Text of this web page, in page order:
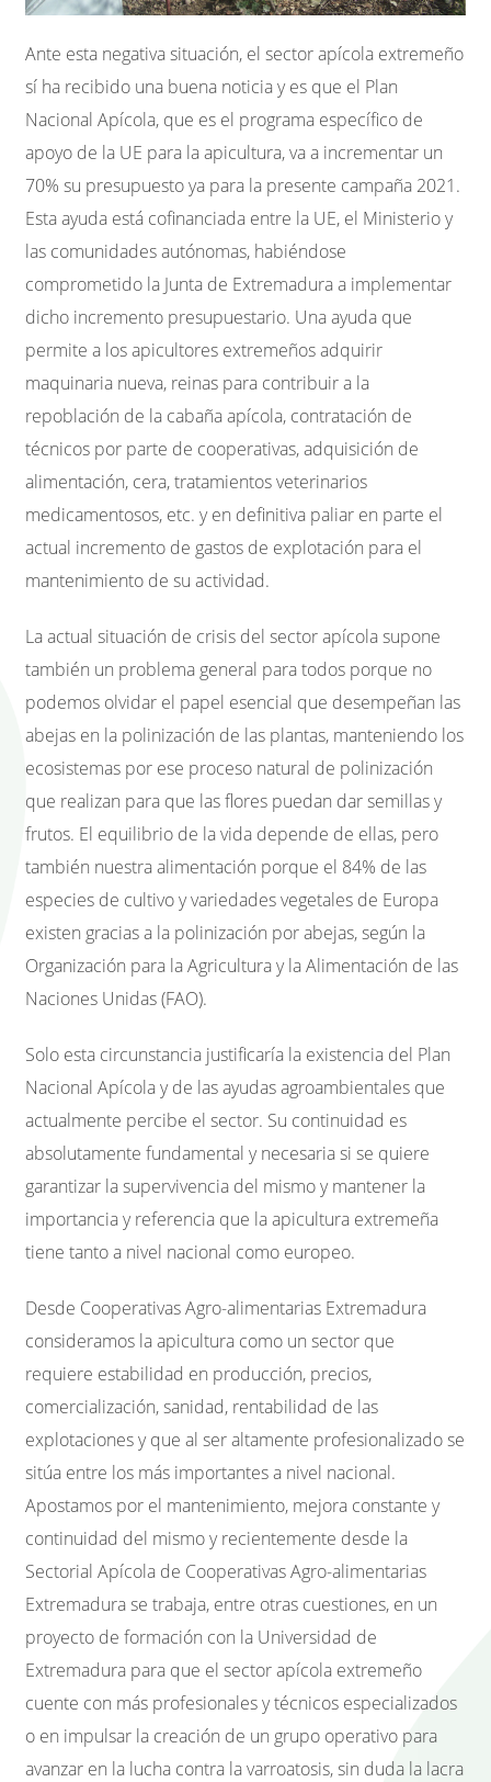
Ante esta negativa situación, el sector apícola extremeño
sí ha recibido una buena noticia y es que el Plan
Nacional Apícola, que es el programa específico de
apoyo de la UE para la apicultura, va a incrementar un
70% su presupuesto ya para la presente campaña 2021.
Esta ayuda está cofinanciada entre la UE, el Ministerio y
las comunidades autónomas, habiéndose
comprometido la Junta de Extremadura a implementar
dicho incremento presupuestario. Una ayuda que
permite a los apicultores extremeños adquirir
maquinaria nueva, reinas para contribuir a la
repoblación de la cabaña apícola, contratación de
técnicos por parte de cooperativas, adquisición de
alimentación, cera, tratamientos veterinarios
medicamentosos, etc. y en definitiva paliar en parte el
actual incremento de gastos de explotación para el
mantenimiento de su actividad.
La actual situación de crisis del sector apícola supone
también un problema general para todos porque no
podemos olvidar el papel esencial que desempeñan las
abejas en la polinización de las plantas, manteniendo los
ecosistemas por ese proceso natural de polinización
que realizan para que las flores puedan dar semillas y
frutos. El equilibrio de la vida depende de ellas, pero
también nuestra alimentación porque el 84% de las
especies de cultivo y variedades vegetales de Europa
existen gracias a la polinización por abejas, según la
Organización para la Agricultura y la Alimentación de las
Naciones Unidas (FAO).
Solo esta circunstancia justificaría la existencia del Plan
Nacional Apícola y de las ayudas agroambientales que
actualmente percibe el sector. Su continuidad es
absolutamente fundamental y necesaria si se quiere
garantizar la supervivencia del mismo y mantener la
importancia y referencia que la apicultura extremeña
tiene tanto a nivel nacional como europeo.
Desde Cooperativas Agro-alimentarias Extremadura
consideramos la apicultura como un sector que
requiere estabilidad en producción, precios,
comercialización, sanidad, rentabilidad de las
explotaciones y que al seraltamente profesionalizadose
sitúa entre los más importantes a nivel nacional.
Apostamos por el mantenimiento, mejora constante y
continuidad del mismo y recientemente desde la
Sectorial Apícola de Cooperativas Agro-alimentarias
Extremadura se trabaja, entre otras cuestiones, en un
proyecto de formación con la Universidad de
Extremadura para que el sector apícola extremeño
cuente con más profesionales y técnicos especializados
o en impulsar la creación de un grupo operativo para
avanzar en la lucha contra la varroatosis, sin duda la lacra